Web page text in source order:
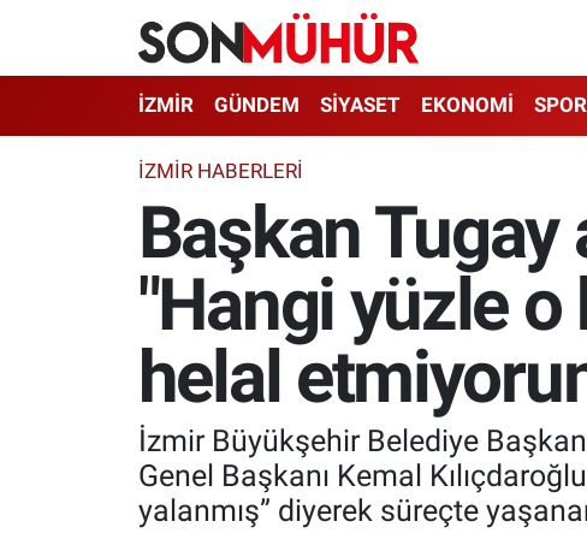
İZMİR GÜNDEM SİYASET EKONOMİ SPOR
İZMIR HABERLERI
Başkan Tugay
"Hangi yüzle o
helal
İzmir Büyükşehir Belediye
Genel Başkanı Kemal
yalanmış” diyerek süreçte
İzmir Nöbetçi Eczaneler
İzmir Hava Durumu
İzmir Namaz Vakitleri
İzmir Trafik Yoğunluk Haritası
Süper Lig Puan Durumu ve Fikstür
Tüm Manşetler
Son Dakika Haberleri
Haber Arşivi